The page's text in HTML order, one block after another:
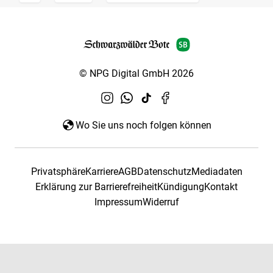
© NPG Digital GmbH 2026
Wo Sie uns noch folgen können
PrivatsphäreKarriereAGBDatenschutzMediadaten
Erklärung zur BarrierefreiheitKündigungKontakt
ImpressumWiderruf